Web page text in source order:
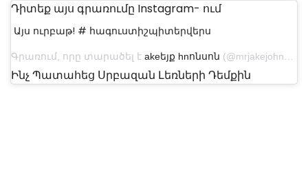
Դիտեք այս գրառումը Instagram- ում
Այս ուրբաթ! # հագուստիշպիտերվերս
Գրառում, որը տարածել է akeեյք hnոնսոն (@mrjakejohnson) 10-ը դեկտեմբեր 2018-ին, ժամը 12: 34-ին PST- ին
Ինչ Պատահեց Սրբազան Լեռների Դեմքին